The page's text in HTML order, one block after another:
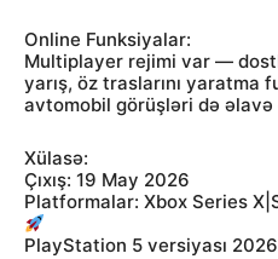
Online Funksiyalar:
Multiplayer rejimi var —
yarış, öz traslarını yaratma
avtomobil görüşləri də əlavə
Xülasə:
Çıxış: 19 May 2026
Platformalar: Xbox Series
PlayStation 5 versiyası